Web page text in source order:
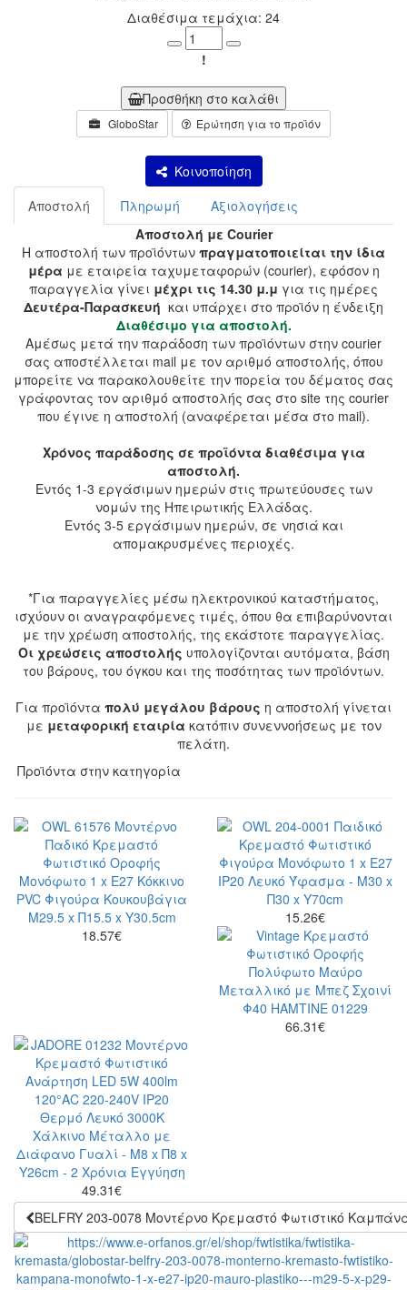
Διαθέσιμα τεμάχια: 24
Minus
Plus
!
Προσθήκη στο καλάθι
GloboStar Ερώτηση για το προϊόν
Κοινοποίηση
Αποστολή
Πληρωμή
Αξιολογήσεις
Αποστολή με Courier
Η αποστολή των προϊόντων πραγματοποιείται την ίδια
μέρα με εταιρεία ταχυμεταφορών (courier), εφόσον η
παραγγελία γίνει μέχρι τις 14.30 μ.μ για τις ημέρες
Δευτέρα-Παρασκευή και υπάρχει στο προϊόν η ένδειξη
Διαθέσιμο για αποστολή.
Αμέσως μετά την παράδοση των προϊόντων στην courier
σας αποστέλλεται mail με τον αριθμό αποστολής, όπου
μπορείτε να παρακολουθείτε την πορεία του δέματος σας
γράφοντας τον αριθμό αποστολής σας στο site της courier
που έγινε η αποστολή (αναφέρεται μέσα στο mail).
Χρόνος παράδοσης σε προϊόντα διαθέσιμα για
αποστολή.
Εντός 1-3 εργάσιμων ημερών στις πρωτεύουσες των
νομών της Ηπειρωτικής Ελλάδας.
Εντός 3-5 εργάσιμων ημερών, σε νησιά και
απομακρυσμένες περιοχές.
*Για παραγγελίες μέσω ηλεκτρονικού καταστήματος,
ισχύουν οι αναγραφόμενες τιμές, όπου θα επιβαρύνονται
με την χρέωση αποστολής, της εκάστοτε παραγγελίας.
Οι χρεώσεις αποστολής υπολογίζονται αυτόματα, βάση
του βάρους, του όγκου και της ποσότητας των προϊόντων.
Για προϊόντα πολύ μεγάλου βάρους η αποστολή γίνεται
με μεταφορική εταιρία κατόπιν συνεννοήσεως με τον
πελάτη.
Προϊόντα στην κατηγορία
18.57€
15.26€
66.31€
49.31€
BELFRY 203-0078 Μοντέρνο Κρεμαστό Φωτιστικό